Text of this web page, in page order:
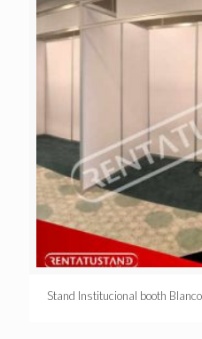
Stand Institucional booth